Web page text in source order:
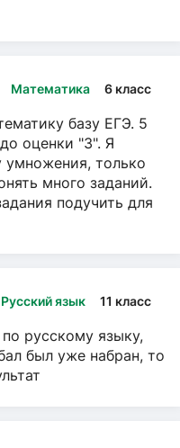
Математика 6 класс
базу ЕГЭ. 5
оценки "3". Я
умножения, только
много заданий.
подучить для
Русский язык 11 класс
русскому языку,
был уже набран, то